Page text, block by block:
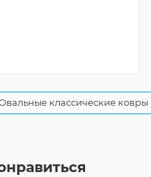
классические ковры